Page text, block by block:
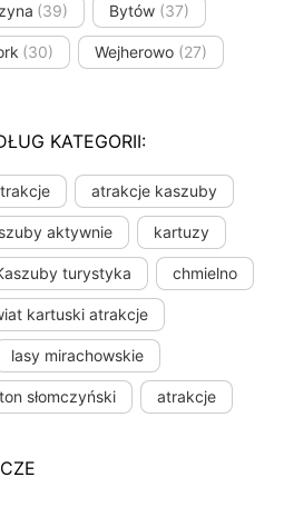
(39) Bytów (37)
(30) Wejherowo (27)
KATEGORII:
atrakcje kaszuby
aktywnie kartuzy
turystyka chmielno
kartuski atrakcje
lasy mirachowskie
słomczyński atrakcje